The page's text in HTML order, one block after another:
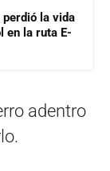
la vida
en la ruta E-
adentro